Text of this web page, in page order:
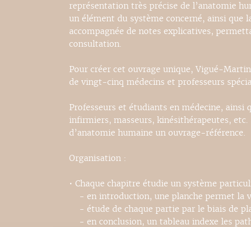
représentation très précise de l’anatomie
un élément du système concerné, ainsi que
accompagnée de notes explicatives,
consultation.
Pour créer cet ouvrage unique, Vigué-
de vingt-cinq médecins et professeurs
Professeurs et étudiants en médecine, ainsi
infirmiers, masseurs, kinésithérapeutes,
d’anatomie humaine un ouvrage-référence.
Organisation :
• Chaque chapitre étudie un système
- en introduction, une planche permet la
- étude de chaque partie par le biais de
- en conclusion, un tableau indexe les